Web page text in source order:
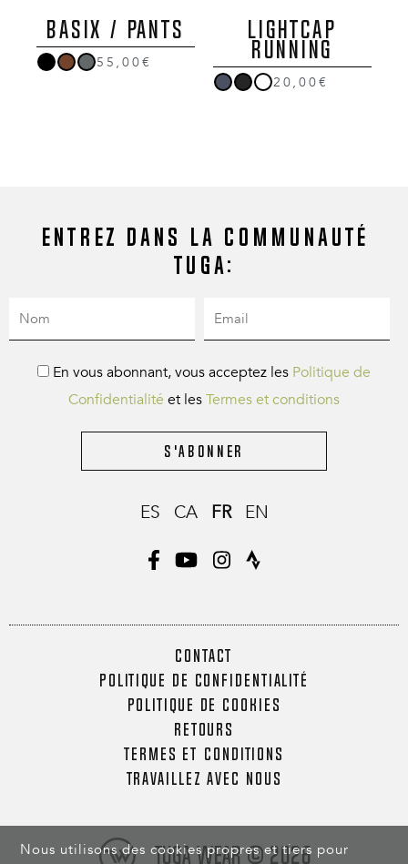
BASIX / Pants
55,00€
LIGHTCAP
RUNNING
20,00€
Nous utilisons des cookies propres et tiers pour
Entrez dans la communauté
Tuga:
En vous abonnant, vous acceptez les Politique de
Confidentialité et lesTermes et conditions
S'abonner
ES CA FR EN
CONTACT
POLITIQUE DE CONFIDENTIALITÉ
POLITIQUE DE COOKIES
RETOURS
TERMES ET CONDITIONS
TRAVAILLEZ AVEC NOUS
Tuga Wear © 2026